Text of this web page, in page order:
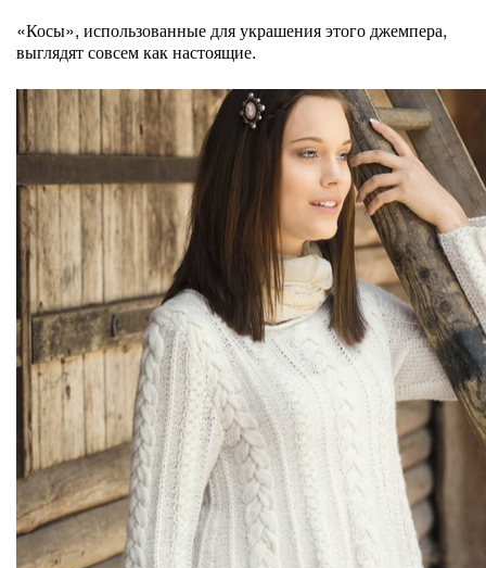
«Косы», использованные для украшения этого джемпера,
выглядят совсем как настоящие.